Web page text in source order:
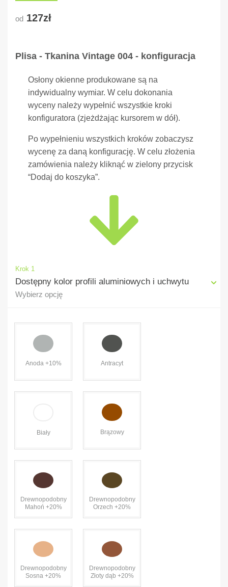
od 127zł
Plisa - Tkanina Vintage 004 - konfiguracja
Osłony okienne produkowane są na
indywidualny wymiar. W celu dokonania
wyceny należy wypełnić wszystkie kroki
konfiguratora (zjeżdżając kursorem w dół).
Po wypełnieniu wszystkich kroków zobaczysz
wycenę za daną konfigurację. W celu złożenia
zamówienia należy kliknąć w zielony przycisk
“Dodaj do koszyka”.
Krok 1
Dostępny kolor profili aluminiowych i uchwytu
Wybierz opcję
Anoda +10% Antracyt
Biały Brązowy
Drewnopodobny
Mahoń +20%
Drewnopodobny
Orzech +20%
Drewnopodobny
Sosna +20%
Drewnopodobny
Złoty dąb +20%